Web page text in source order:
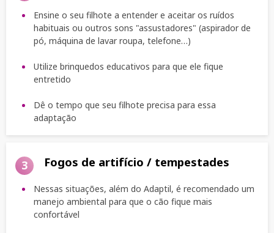
Ensine o seu filhote a entender e aceitar os ruídos
habituais ou outros sons "assustadores" (aspirador de
pó, máquina de lavar roupa, telefone…)
Utilize brinquedos educativos para que ele fique
entretido
Dê o tempo que seu filhote precisa para essa
adaptação
3 Fogos de artifício / tempestades
Nessas situações, além do Adaptil, é recomendado um
manejo ambiental para que o cão fique mais
confortável